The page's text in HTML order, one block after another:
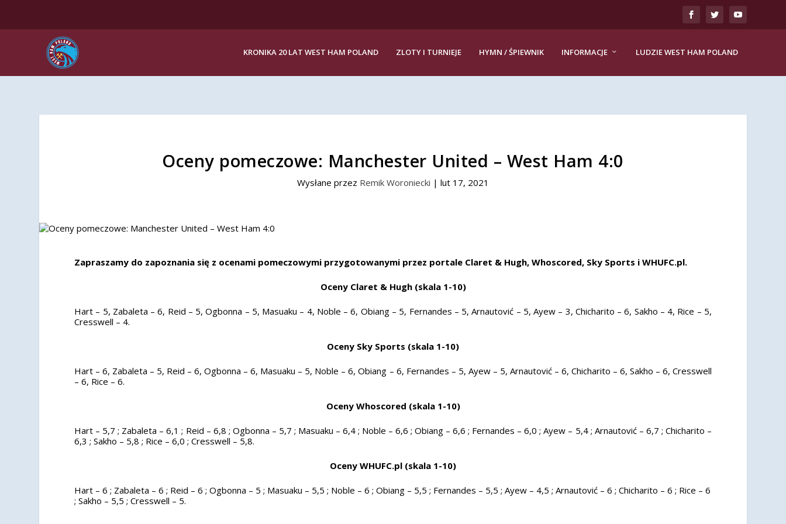
KRONIKA 20 LAT WEST HAM POLAND ZLOTY I TURNIEJE HYMN / ŚPIEWNIK INFORMACJE LUDZIE WEST HAM POLAND
Oceny pomeczowe: Manchester United – West Ham 4:0
Wysłane przez Remik Woroniecki | lut 17, 2021
Zapraszamy do zapoznania się z ocenami pomeczowymi przygotowanymi przez portale Claret & Hugh, Whoscored, Sky Sports i WHUFC.pl.
Oceny Claret & Hugh (skala 1-10)
Hart – 5, Zabaleta – 6, Reid – 5, Ogbonna – 5, Masuaku – 4, Noble – 6, Obiang – 5, Fernandes – 5, Arnautović – 5, Ayew – 3, Chicharito – 6, Sakho – 4, Rice – 5,
Cresswell – 4.
Oceny Sky Sports (skala 1-10)
Hart – 6, Zabaleta – 5, Reid – 6, Ogbonna – 6, Masuaku – 5, Noble – 6, Obiang – 6, Fernandes – 5, Ayew – 5, Arnautović – 6, Chicharito – 6, Sakho – 6, Cresswell
– 6, Rice – 6.
Oceny Whoscored (skala 1-10)
Hart – 5,7 ; Zabaleta – 6,1 ; Reid – 6,8 ; Ogbonna – 5,7 ; Masuaku – 6,4 ; Noble – 6,6 ; Obiang – 6,6 ; Fernandes – 6,0 ; Ayew – 5,4 ; Arnautović – 6,7 ; Chicharito –
6,3 ; Sakho – 5,8 ; Rice – 6,0 ; Cresswell – 5,8.
Oceny WHUFC.pl (skala 1-10)
Hart – 6 ; Zabaleta – 6 ; Reid – 6 ; Ogbonna – 5 ; Masuaku – 5,5 ; Noble – 6 ; Obiang – 5,5 ; Fernandes – 5,5 ; Ayew – 4,5 ; Arnautović – 6 ; Chicharito – 6 ; Rice – 6
; Sakho – 5,5 ; Cresswell – 5.